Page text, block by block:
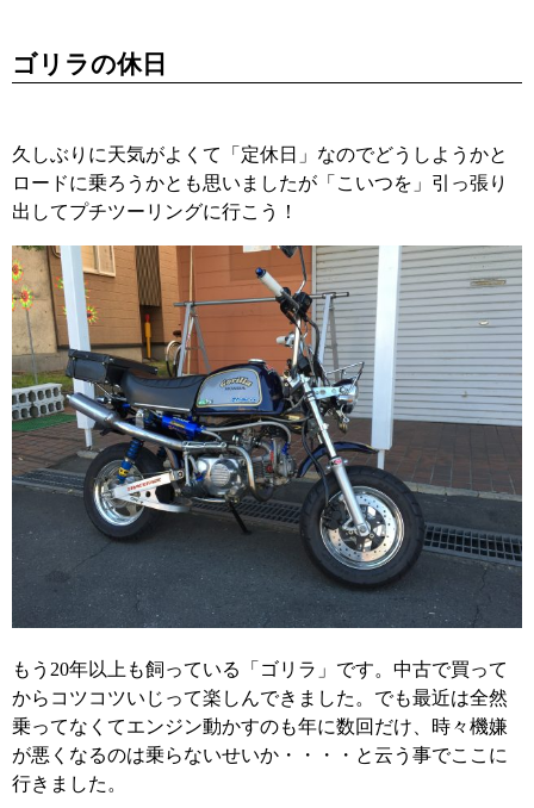
ゴリラの休日
久しぶりに天気がよくて「定休日」なのでどうしようかと
ロードに乗ろうかとも思いましたが「こいつを」引っ張り
出してプチツーリングに行こう！
もう20年以上も飼っている「ゴリラ」です。中古で買って
からコツコツいじって楽しんできました。でも最近は全然
乗ってなくてエンジン動かすのも年に数回だけ、時々機嫌
が悪くなるのは乗らないせいか・・・・と云う事でここに
行きました。